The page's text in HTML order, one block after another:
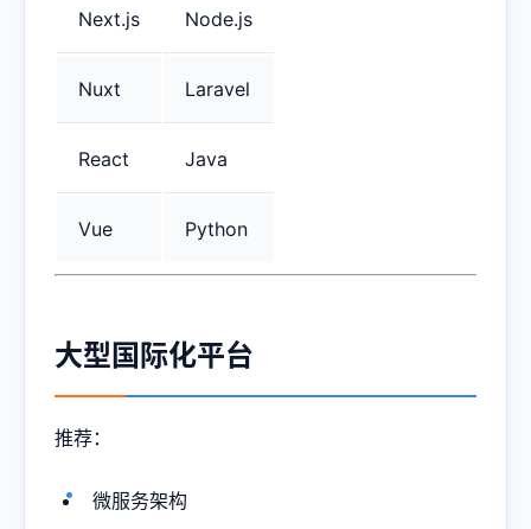
Next.js Node.js
Nuxt Laravel
React Java
Vue Python
大型国际化平台
推荐：
微服务架构